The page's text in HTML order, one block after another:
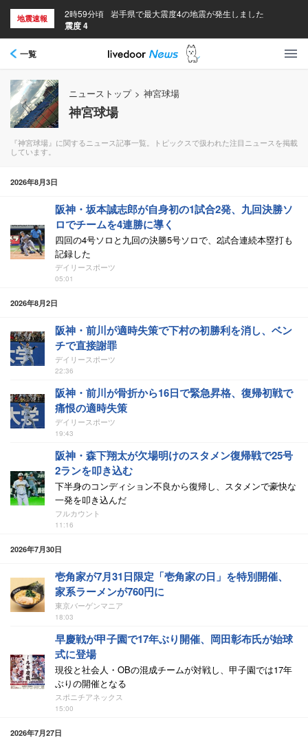
地震速報 2時59分頃 岩手県で最大震度4の地震が発生しました
震度 4
一覧
ニューストップ > 神宮球場
神宮球場
『神宮球場』に関するニュース記事一覧。トピックスで扱われた注目ニュースを掲載
しています。
2026年8月3日
阪神・坂本誠志郎が自身初の1試合2発、九回決勝ソ
ロでチームを4連勝に導く
四回の4号ソロと九回の決勝5号ソロで、2試合連続本塁打も
記録した
デイリースポーツ
05:01
2026年8月2日
阪神・前川が適時失策で下村の初勝利を消し、ベン
チで直接謝罪
デイリースポーツ
22:36
阪神・前川が骨折から16日で緊急昇格、復帰初戦で
痛恨の適時失策
デイリースポーツ
19:43
阪神・森下翔太が欠場明けのスタメン復帰戦で25号
2ランを叩き込む
下半身のコンディション不良から復帰し、スタメンで豪快な
一発を叩き込んだ
フルカウント
11:16
2026年7月30日
壱角家が7月31日限定「壱角家の日」を特別開催、
家系ラーメンが760円に
東京バーゲンマニア
18:03
早慶戦が甲子園で17年ぶり開催、岡田彰布氏が始球
式に登場
現役と社会人・OBの混成チームが対戦し、甲子園では17年
ぶりの開催となる
スポニチアネックス
15:00
2026年7月27日